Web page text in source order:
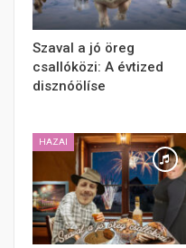
Szaval a jó öreg
csallóközi: A évtized
disznóölíse
HAZAI